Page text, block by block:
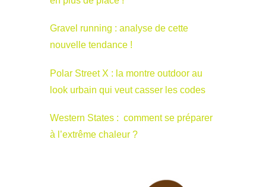
Gravel running : analyse de cette
nouvelle tendance !
Polar Street X : la montre outdoor au
look urbain qui veut casser les codes
Western States : comment se préparer
à l’extrême chaleur ?